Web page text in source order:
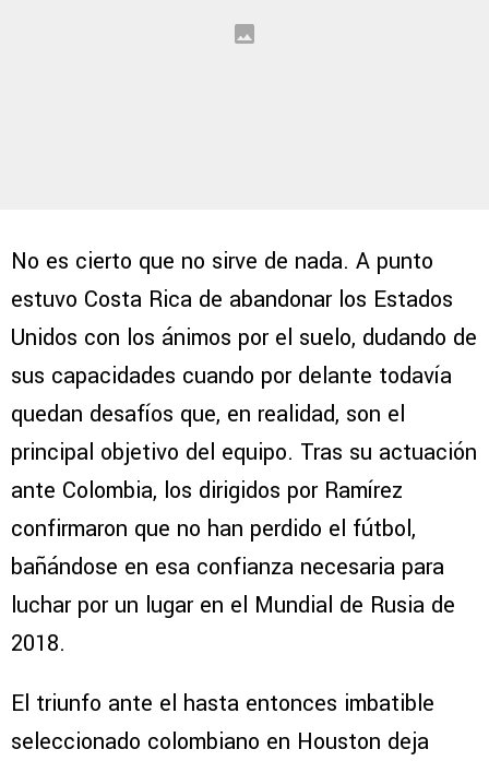
No es cierto que no sirve de nada. A punto
estuvo Costa Rica de abandonar los Estados
Unidos con los ánimos por el suelo, dudando de
sus capacidades cuando por delante todavía
quedan desafíos que, en realidad, son el
principal objetivo del equipo. Tras su actuación
ante Colombia, los dirigidos por Ramírez
confirmaron que no han perdido el fútbol,
bañándose en esa confianza necesaria para
luchar por un lugar en el Mundial de Rusia de
2018.
El triunfo ante el hasta entonces imbatible
seleccionado colombiano en Houston deja